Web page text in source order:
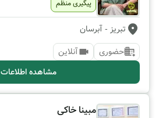
پیگیری منظم
تبریز - آبرسان
حضوری
آنلاین
مشاهده اطلاعات
مبینا خاکی